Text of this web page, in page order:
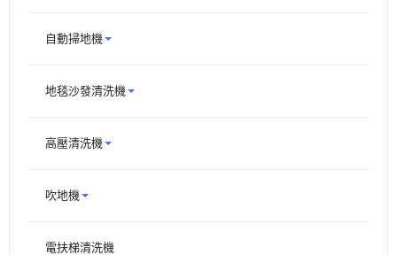
自動掃地機
地毯沙發清洗機
高壓清洗機
吹地機
電扶梯清洗機